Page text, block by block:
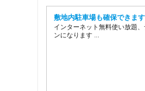
敷地内駐車場も確保できます
インターネット無料使い放題
ンになります …